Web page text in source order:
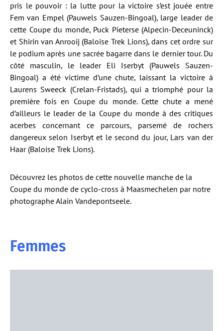
pris le pouvoir : la lutte pour la victoire s’est jouée entre
Fem van Empel (Pauwels Sauzen-Bingoal), large leader de
cette Coupe du monde, Puck Pieterse (Alpecin-Deceuninck)
et Shirin van Anrooij (Baloise Trek Lions), dans cet ordre sur
le podium après une sacrée bagarre dans le dernier tour. Du
côté masculin, le leader Eli Iserbyt (Pauwels Sauzen-
Bingoal) a été victime d’une chute, laissant la victoire à
Laurens Sweeck (Crelan-Fristads), qui a triomphé pour la
première fois en Coupe du monde. Cette chute a mené
d’ailleurs le leader de la Coupe du monde à des critiques
acerbes concernant ce parcours, parsemé de rochers
dangereux selon Iserbyt et le second du jour, Lars van der
Haar (Baloise Trek Lions).
Découvrez les photos de cette nouvelle manche de la
Coupe du monde de cyclo-cross à Maasmechelen par notre
photographe Alain Vandepontseele.
Femmes